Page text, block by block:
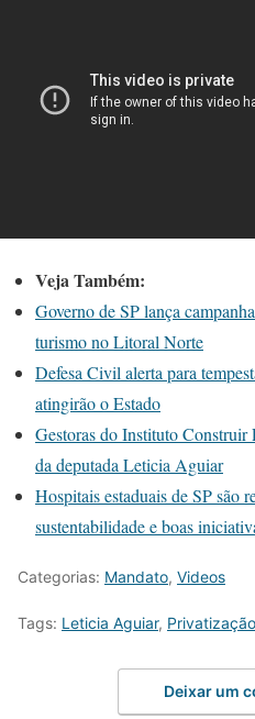
Veja Também:
Governo de SP lança
turismo no Litoral Norte
Defesa Civil alerta para
atingirão o Estado
Gestoras do Instituto Construir
da deputada Leticia Aguiar
Hospitais estaduais de SP são
sustentabilidade e boas
Categorias: Mandato, Videos
Tags: Leticia Aguiar, Privatização
Deixar um